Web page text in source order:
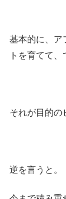
基本的に、ア
トを育てて
それが目的の
逆を言うと。